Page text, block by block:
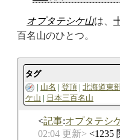
オプタテシケ山は、
百名山のひとつ。
タグ
山名
登頂 北海道東
ケ山
日本三百名山
記事:オプタテシ
02:04 更新
1235